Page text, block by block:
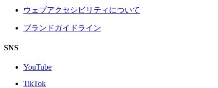
ウェブアクセシビリティについて
ブランドガイドライン
SNS
YouTube
TikTok